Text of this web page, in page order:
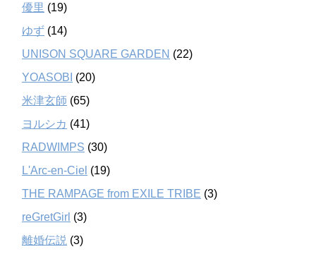
優里 (19)
ゆず (14)
UNISON SQUARE GARDEN (22)
YOASOBI (20)
米津玄師 (65)
ヨルシカ (41)
RADWIMPS (30)
L'Arc-en-Ciel (19)
THE RAMPAGE from EXILE TRIBE (3)
reGretGirl (3)
離婚伝説 (3)